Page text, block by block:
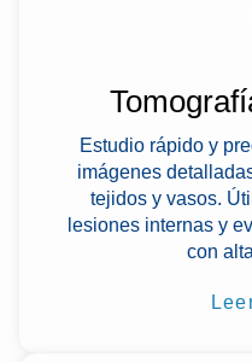
Estudio rápido y
imágenes
tejidos y vasos.
lesiones internas y
con